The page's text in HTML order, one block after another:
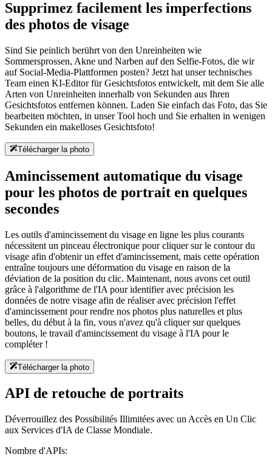
Supprimez facilement les imperfections
des photos de visage
Sind Sie peinlich berührt von den Unreinheiten wie
Sommersprossen, Akne und Narben auf den Selfie-Fotos, die wir
auf Social-Media-Plattformen posten? Jetzt hat unser technisches
Team einen KI-Editor für Gesichtsfotos entwickelt, mit dem Sie alle
Arten von Unreinheiten innerhalb von Sekunden aus Ihren
Gesichtsfotos entfernen können. Laden Sie einfach das Foto, das Sie
bearbeiten möchten, in unser Tool hoch und Sie erhalten in wenigen
Sekunden ein makelloses Gesichtsfoto!
Télécharger la photo
Amincissement automatique du visage
pour les photos de portrait en quelques
secondes
Les outils d'amincissement du visage en ligne les plus courants
nécessitent un pinceau électronique pour cliquer sur le contour du
visage afin d'obtenir un effet d'amincissement, mais cette opération
entraîne toujours une déformation du visage en raison de la
déviation de la position du clic. Maintenant, nous avons cet outil
grâce à l'algorithme de l'IA pour identifier avec précision les
données de notre visage afin de réaliser avec précision l'effet
d'amincissement pour rendre nos photos plus naturelles et plus
belles, du début à la fin, vous n'avez qu'à cliquer sur quelques
boutons, le travail d'amincissement du visage à l'IA pour le
compléter !
Télécharger la photo
API de retouche de portraits
Déverrouillez des Possibilités Illimitées avec un Accès en Un Clic
aux Services d'IA de Classe Mondiale.
Nombre d'APIs: